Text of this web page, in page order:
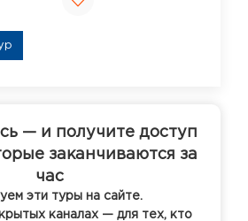
— и получите доступ
заканчиваются за
час
эти туры на сайте.
каналах — для тех, кто